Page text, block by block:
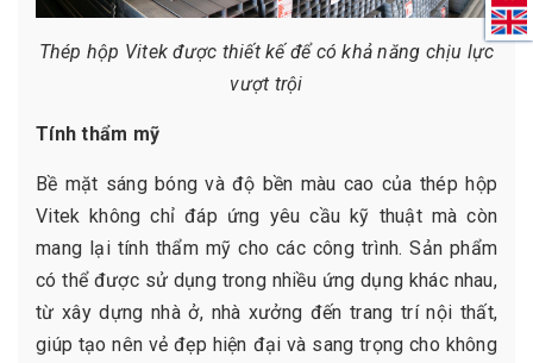
Thép hộp Vitek được thiết kế để có khả năng chịu lực
vượt trội
Tính thẩm mỹ
Bề mặt sáng bóng và độ bền màu cao của thép hộp
Vitek không chỉ đáp ứng yêu cầu kỹ thuật mà còn
mang lại tính thẩm mỹ cho các công trình. Sản phẩm
có thể được sử dụng trong nhiều ứng dụng khác nhau,
từ xây dựng nhà ở, nhà xưởng đến trang trí nội thất,
giúp tạo nên vẻ đẹp hiện đại và sang trọng cho không